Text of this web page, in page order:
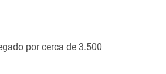
por cerca de 3.500